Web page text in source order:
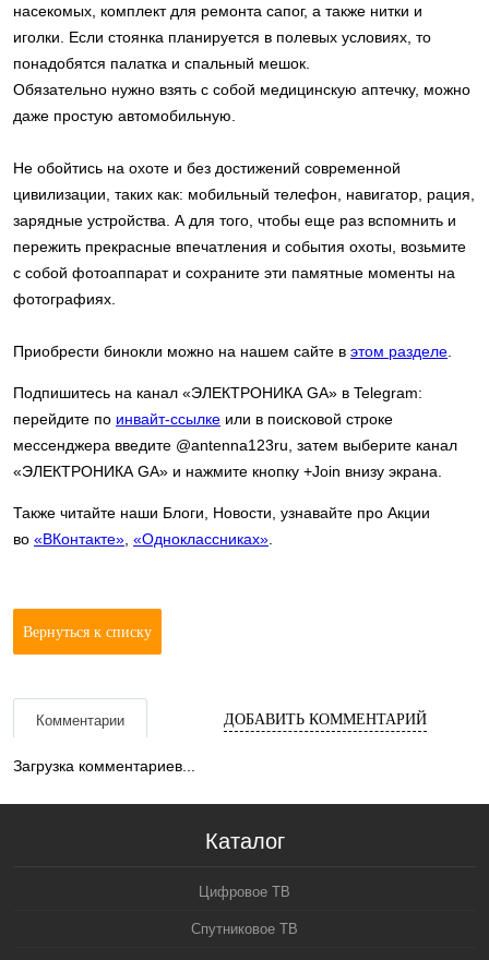
насекомых, комплект для ремонта сапог, а также нитки и
иголки. Если стоянка планируется в полевых условиях, то
понадобятся палатка и спальный мешок.
Обязательно нужно взять с собой медицинскую аптечку, можно
даже простую автомобильную.
Не обойтись на охоте и без достижений современной
цивилизации, таких как: мобильный телефон, навигатор, рация,
зарядные устройства. А для того, чтобы еще раз вспомнить и
пережить прекрасные впечатления и события охоты, возьмите
с собой фотоаппарат и сохраните эти памятные моменты на
фотографиях.
Приобрести бинокли можно на нашем сайте в этом разделе
Подпишитесь на канал «ЭЛЕКТРОНИКА GA» в Telegram:
перейдите по инвайт-ссылке или в поисковой строке
мессенджера введите @antenna123ru, затем выберите канал
«ЭЛЕКТРОНИКА GA» и нажмите кнопку +Join внизу экрана.
Также читайте наши Блоги, Новости, узнавайте про Акции
во «ВКонтакте» «Одноклассниках»
Вернуться к списку
Комментарии ДОБАВИТЬ КОММЕНТАРИЙ
Загрузка комментариев...
Каталог
Цифровое ТВ
Спутниковое ТВ